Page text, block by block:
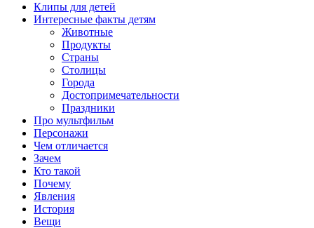
интересные факты про страны, столицы и города, клипы из
мультфильмов, мульт-клипы, песни из мультиков, детские
клипы, интересные факты о мультфильмах и про персонажей
мультфильмов
Клипы для детей
Интересные факты детям
Животные
Продукты
Страны
Столицы
Города
Достопримечательности
Праздники
Про мультфильм
Персонажи
Чем отличается
Зачем
Кто такой
Почему
Явления
История
Вещи